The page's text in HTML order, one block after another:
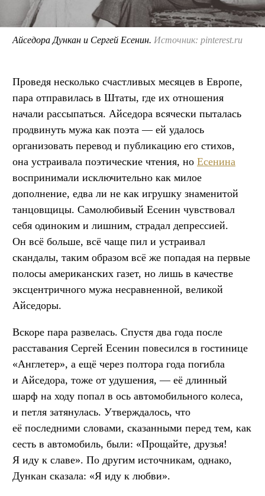
Айседора Дункан и Сергей Есенин. Источник: pinterest.ru
Проведя несколько счастливых месяцев в Европе,
пара отправилась в Штаты, где их отношения
начали рассыпаться. Айседора всячески пыталась
продвинуть мужа как поэта — ей удалось
организовать перевод и публикацию его стихов,
она устраивала поэтические чтения, но Есенина
воспринимали исключительно как милое
дополнение, едва ли не как игрушку знаменитой
танцовщицы. Самолюбивый Есенин чувствовал
себя одиноким и лишним, страдал депрессией.
Он всё больше, всё чаще пил и устраивал
скандалы, таким образом всё же попадая на первые
полосы американских газет, но лишь в качестве
эксцентричного мужа несравненной, великой
Айседоры.
Вскоре пара развелась. Спустя два года после
расставания Сергей Есенин повесился в гостинице
«Англетер», а ещё через полтора года погибла
и Айседора, тоже от удушения, — её длинный
шарф на ходу попал в ось автомобильного колеса,
и петля затянулась. Утверждалось, что
её последними словами, сказанными перед тем, как
сесть в автомобиль, были: «Прощайте, друзья!
Я иду к славе». По другим источникам, однако,
Дункан сказала: «Я иду к любви».